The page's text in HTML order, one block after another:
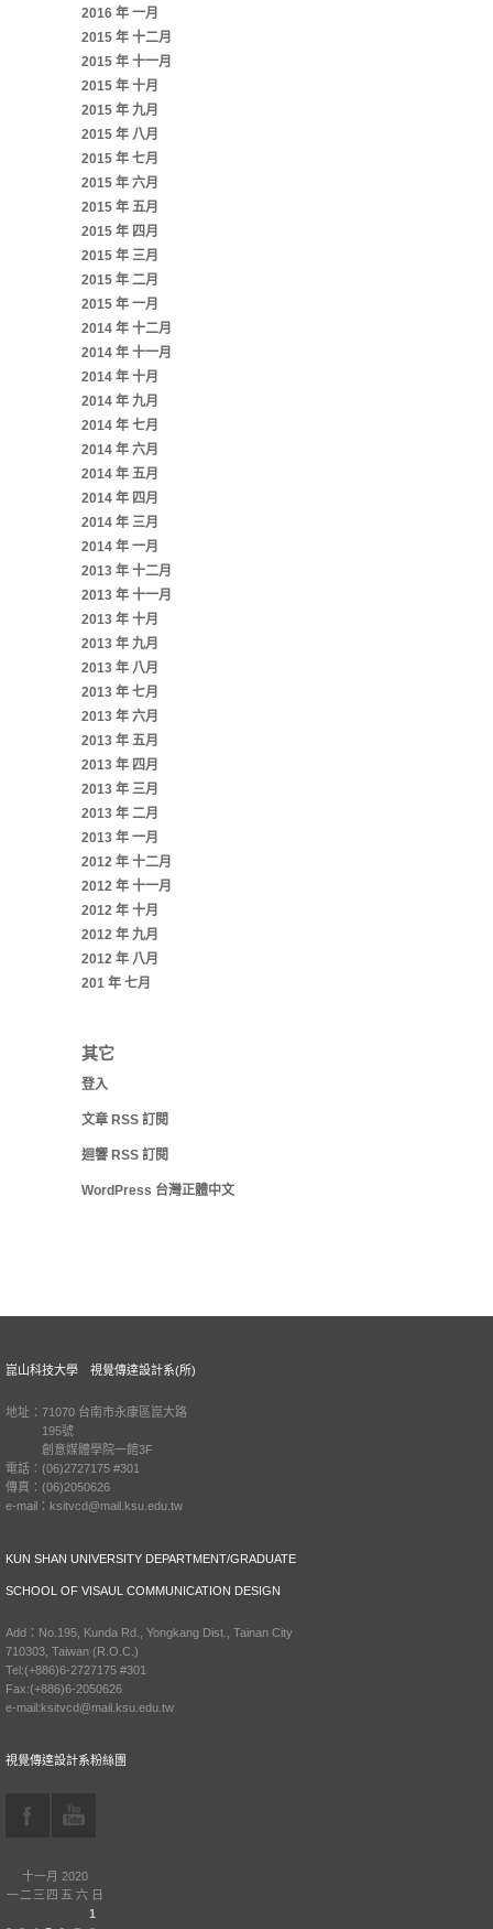
2016 年 一月
2015 年 十二月
2015 年 十一月
2015 年 十月
2015 年 九月
2015 年 八月
2015 年 七月
2015 年 六月
2015 年 五月
2015 年 四月
2015 年 三月
2015 年 二月
2015 年 一月
2014 年 十二月
2014 年 十一月
2014 年 十月
2014 年 九月
2014 年 七月
2014 年 六月
2014 年 五月
2014 年 四月
2014 年 三月
2014 年 一月
2013 年 十二月
2013 年 十一月
2013 年 十月
2013 年 九月
2013 年 八月
2013 年 七月
2013 年 六月
2013 年 五月
2013 年 四月
2013 年 三月
2013 年 二月
2013 年 一月
2012 年 十二月
2012 年 十一月
2012 年 十月
2012 年 九月
2012 年 八月
201 年 七月
其它
登入
文章 RSS 訂閱
迴響 RSS 訂閱
WordPress 台灣正體中文
崑山科技大學 視覺傳達設計系(所)
地址：71070 台南市永康區崑大路
195號
創意媒體學院一館3F
電話：(06)2727175 #301
傳真：(06)2050626
e-mail：ksitvcd@mail.ksu.edu.tw
KUN SHAN UNIVERSITY DEPARTMENT/GRADUATE
SCHOOL OF VISAUL COMMUNICATION DESIGN
Add：No.195, Kunda Rd., Yongkang Dist., Tainan City
710303, Taiwan (R.O.C.)
Tel:(+886)6-2727175 #301
Fax:(+886)6-2050626
e-mail:ksitvcd@mail.ksu.edu.tw
視覺傳達設計系粉絲團
十一月 2020
一 二 三 四 五 六 日
1